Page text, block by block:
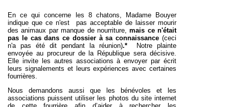
En ce qui concerne les 8 chatons, Madame Bouyer
indique que ce n'est pas acceptable de laisser mourir
des animaux par manque de nourriture,mais ce n'était
pas le cas dans ce dossier à sa connaissance (ceci
n'a pas été dit pendant la réunion).* Notre plainte
envoyée au procureur de la République sera décisive.
Elle invite les autres associations à envoyer par écrit
leurs signalements et leurs expériences avec certaines
fourrières.
Nous demandons aussi que les bénévoles et les
associations puissent utiliser les photos du site internet